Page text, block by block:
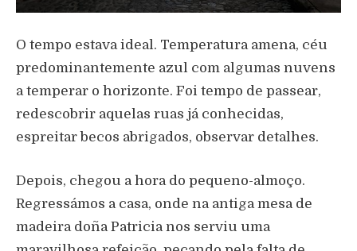
O tempo estava ideal. Temperatura amena, céu
predominantemente azul com algumas nuvens
a temperar o horizonte. Foi tempo de passear,
redescobrir aquelas ruas já conhecidas,
espreitar becos abrigados, observar detalhes.
Depois, chegou a hora do pequeno-almoço.
Regressámos a casa, onde na antiga mesa de
madeira doña Patricia nos serviu uma